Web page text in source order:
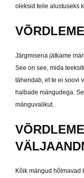
oleksid teile alustuseks
Järgmisena jätkame
See on see, mida
tähendab, et te ei soovi
halbade mängudega.
mänguvalikut.
VÕRDLEME
Kõik mängud hõlmavad